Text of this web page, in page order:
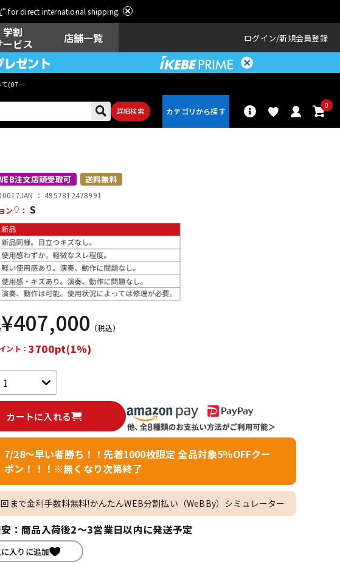
" for direct international shipping.
学割
ービス
店舗一覧 ログイン 新規会員登録
(07月29日
詳細検索
0
レ ドラム
楽器
ディン 配信/ライブ
機器
注文店頭受取可 送料無料
JAN ： 4957812478991
ン
： S
¥407,000 （税込）
ント：3700pt(1%)
カートに入れる
7/28～早い者勝ち！！先着1000枚限定 全品対象5％OFFクー
ポン！！！※無くなり次第終了
まで金利手数料無料!かんたんWEB分割払い（WeBBy）シミュレーター
：商品入荷後2～3営業日以内に発送予定
入りに追加